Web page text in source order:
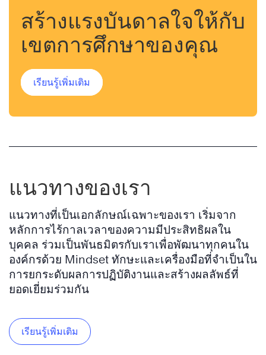
สร้างแรงบันดาลใจให้กับ
เขตการศึกษาของคุณ
เรียนรู้เพิ่มเติม
แนวทางของเรา
แนวทางที่เป็นเอกลักษณ์เฉพาะของเรา เริ่มจาก
หลักการไร้กาลเวลาของความมีประสิทธิผลใน
บุคคล ร่วมเป็นพันธมิตรกับเราเพื่อพัฒนาทุกคนใน
องค์กรด้วย Mindset ทักษะและเครื่องมือที่จำเป็นใน
การยกระดับผลการปฏิบัติงานและสร้างผลลัพธ์ที่
ยอดเยี่ยมร่วมกัน
เรียนรู้เพิ่มเติม